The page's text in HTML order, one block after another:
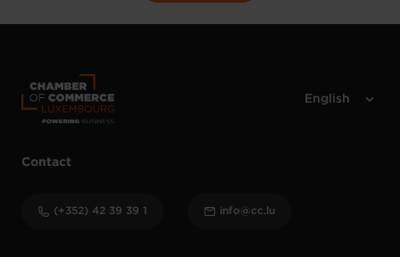
Contact
(+352) 42 39 39 1 info@cc.lu